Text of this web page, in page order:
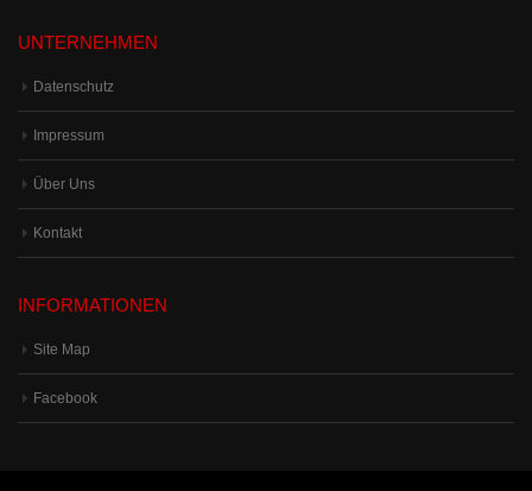
UNTERNEHMEN
Datenschutz
Impressum
Über Uns
Kontakt
INFORMATIONEN
Site Map
Facebook